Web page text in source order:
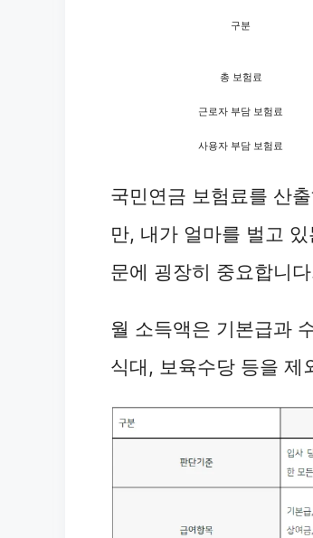
구분
총 보험료
근로자 부담 보험료
사용자 부담 보험료
국민연금 보험료를 산
만, 내가 얼마를 벌고
문에 굉장히 중요합니
월 소득액은 기본급과
식대, 보육수당 등을 제